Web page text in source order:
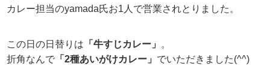
カレー担当のyamada氏お1人で営業されとりました。
この日の日替りは 「牛すじカレー」
。
折角なんで 「2種あいがけカレー」 でいただきました(^^)